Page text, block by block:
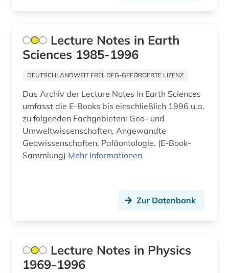
design &amp; publishing (2)
deutsche sprache (1)
deutschland (2)
didaktik (2)
digitale musikalien (1)
Lecture Notes in Earth
Sciences 1985-1996
DEUTSCHLANDWEIT FREI, DFG-GEFÖRDERTE LIZENZ
Das Archiv der Lecture Notes in Earth Sciences
umfasst die E-Books bis einschließlich 1996 u.a.
zu folgenden Fachgebieten: Geo- und
Umweltwissenschaften, Angewandte
Geowissenschaften, Paläontologie. (E-Book-
Sammlung) Mehr Informationen
Zur Datenbank
Lecture Notes in Physics
1969-1996